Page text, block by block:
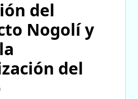
del
Nogolí y
del